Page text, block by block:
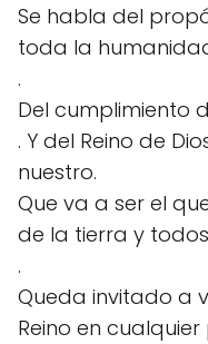
Se habla del
toda la
.
Del cumplimiento
. Y del Reino de
nuestro.
Que va a ser el
de la tierra y
.
Queda invitado a
Reino en